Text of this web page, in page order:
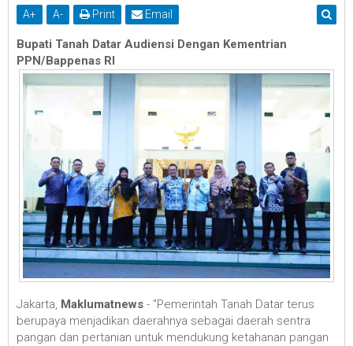
A+ A- Print Email
Bupati Tanah Datar Audiensi Dengan Kementrian
PPN/Bappenas RI
Jakarta, Maklumatnews - "Pemerintah Tanah Datar terus
berupaya menjadikan daerahnya sebagai daerah sentra
pangan dan pertanian untuk mendukung ketahanan pangan